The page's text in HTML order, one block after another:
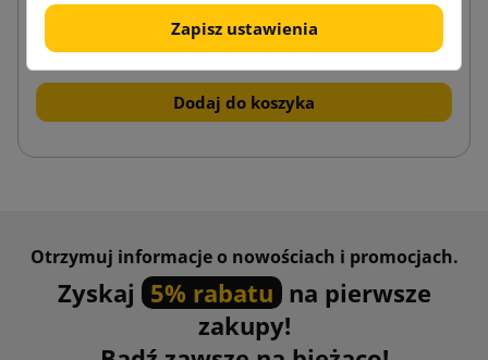
od 6,14 zł brutto
Dodaj do koszyka
Otrzymuj informacje o nowościach i promocjach.
Zyskaj 5% rabatu na pierwsze
zakupy!
Zapisz ustawienia